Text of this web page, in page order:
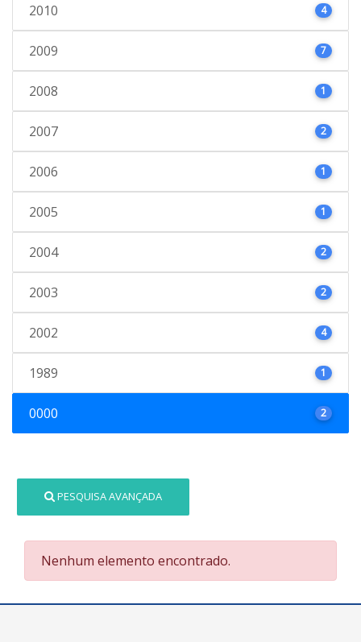
2010 4
2009 7
2008 1
2007 2
2006 1
2005 1
2004 2
2003 2
2002 4
1989 1
0000 2
PESQUISA AVANÇADA
Nenhum elemento encontrado.